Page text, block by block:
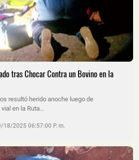
tras Chocar Contra un Bovino en la
resultó herido anoche luego de
en la Ruta…
18/2025 06:57:00 P. M.